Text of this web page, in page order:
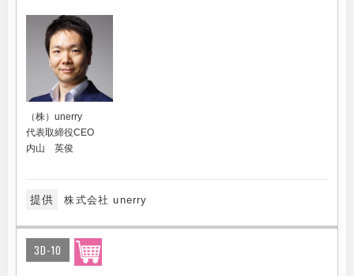
（株）unerry
代表取締役CEO
内山 英俊
提供 株式会社 unerry
3D-10